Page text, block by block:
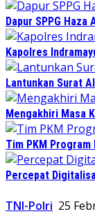
Dapur SPPG
Kapolres
Lantunkan Surat
Mengakhiri Masa
Tim PKM
Percepat
TNI-Polri 25